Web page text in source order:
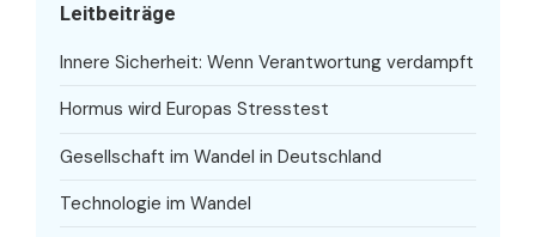
Leitbeiträge
Innere Sicherheit: Wenn Verantwortung verdampft
Hormus wird Europas Stresstest
Gesellschaft im Wandel in Deutschland
Technologie im Wandel